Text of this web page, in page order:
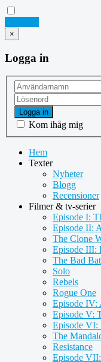
×
Logga in
Logga in
Kom ihåg mig
Hem
Texter
Nyheter
Blogg
Recensioner
Filmer & tv-serier
Episode I:
Episode II:
The Clone
Episode III:
The Bad
Solo
Rebels
Rogue One
Episode IV:
Episode V:
Episode VI:
The
Resistance
Episode